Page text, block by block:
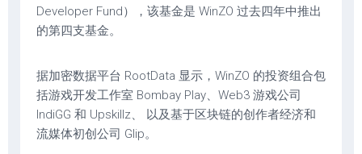
Developer Fund），该基金是 WinZO 过去四年中推出
的第四支基金。
据加密数据平台 RootData 显示，WinZO 的投资组合包
括游戏开发工作室 Bombay Play、Web3 游戏公司
IndiGG 和 Upskillz、 以及基于区块链的创作者经济和
流媒体初创公司 Glip。